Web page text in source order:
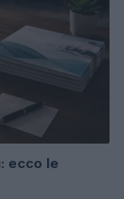
ecco le